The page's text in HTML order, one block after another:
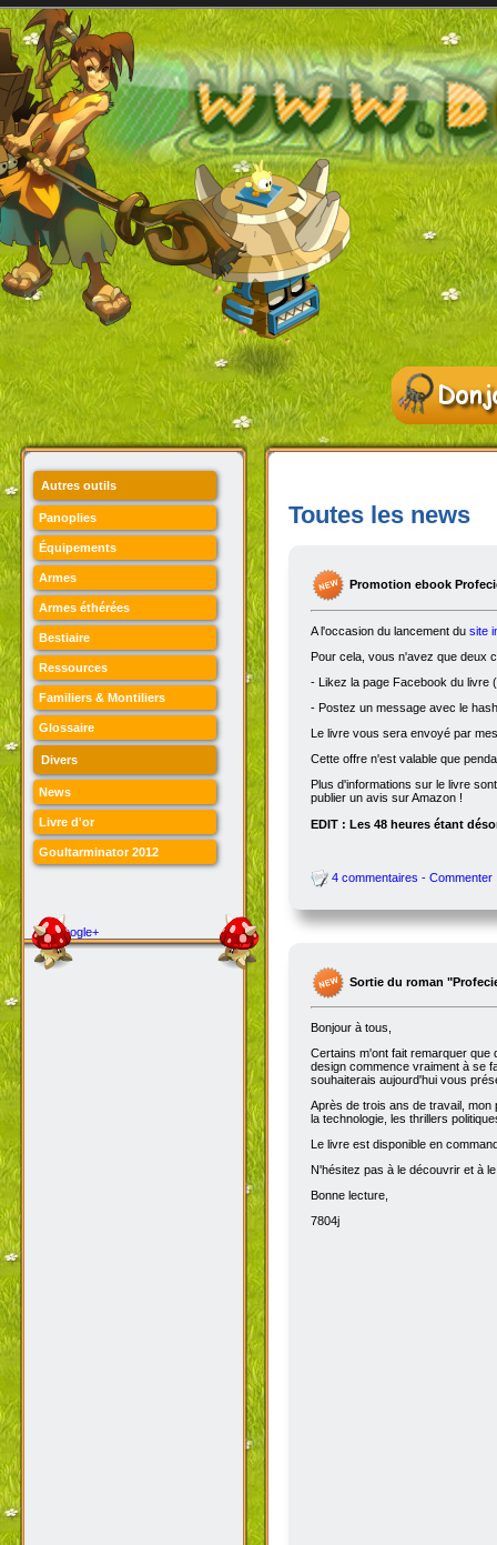
Autres outils
Panoplies
Équipements
Armes
Armes éthérées
Bestiaire
Ressources
Familiers & Montiliers
Glossaire
Divers
News
Livre d'or
Goultarminator 2012
Google+
Toutes les news
Promotion ebook
A l'occasion du lancement du site
Pour cela, vous n'avez que deux
- Likez la page Facebook du livre (
- Postez un message avec le
Le livre vous sera envoyé par
Cette offre n'est valable que
Plus d'informations sur le livre
publier un avis sur Amazon !
EDIT : Les 48 heures étant
4 commentaires - Commenter
Sortie du roman
Bonjour à tous,
Certains m'ont fait remarquer que
design commence vraiment à se
souhaiterais aujourd'hui vous
Après de trois ans de travail,
la technologie, les thrillers
Le livre est disponible en
N'hésitez pas à le découvrir et à
Bonne lecture,
7804j